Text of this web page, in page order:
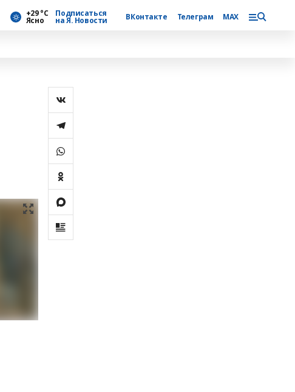
+29 °С
Ясно
Подписаться
на Я. Новости ВКонтакте Телеграм MAX